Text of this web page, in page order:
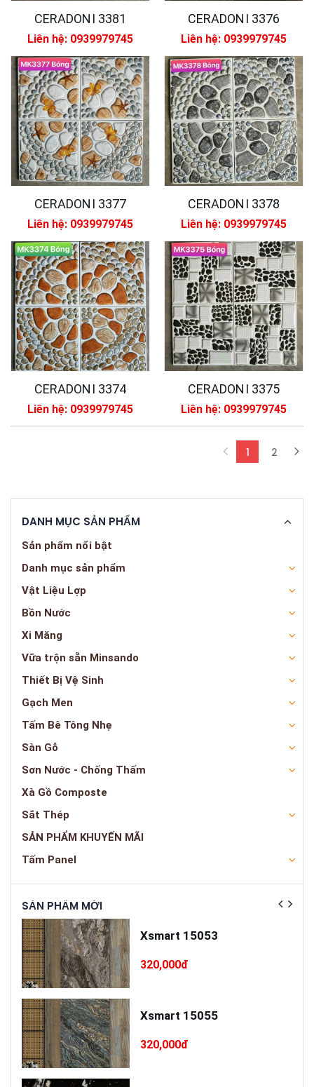
CERADONI 3381
Liên hệ: 0939979745
CERADONI 3376
Liên hệ: 0939979745
CERADONI 3377
Liên hệ: 0939979745
CERADONI 3378
Liên hệ: 0939979745
CERADONI 3374
Liên hệ: 0939979745
CERADONI 3375
Liên hệ: 0939979745
1(current)
2
DANH MỤC SẢN PHẨM
Sản phẩm nổi bật
Danh mục sản phẩm
Vật Liệu Lợp
Bồn Nước
Xi Măng
Vữa trộn sẵn Minsando
Thiết Bị Vệ Sinh
Gạch Men
Tấm Bê Tông Nhẹ
Sàn Gỗ
Sơn Nước - Chống Thấm
Xà Gồ Composte
Sắt Thép
SẢN PHẨM KHUYẾN MÃI
Tấm Panel
SẢN PHẨM MỚI
Xsmart 15053
320,000đ
Xsmart 15055
320,000đ